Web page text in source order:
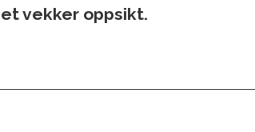
vekker oppsikt.